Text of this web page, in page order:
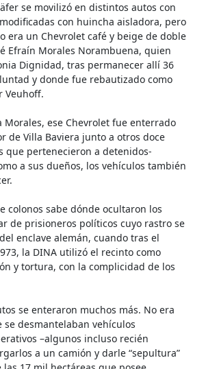
se movilizó en distintos autos con
con huincha aisladora, pero
era un Chevrolet café y beige de doble
Efraín Morales Norambuena, quien
Dignidad, tras permanecer allí 36
y donde fue rebautizado como
Veuhoff.
Morales, ese Chevrolet fue enterrado
de Villa Baviera junto a otros doce
que pertenecieron a detenidos-
a sus dueños, los vehículos también
colonos sabe dónde ocultaron los
de prisioneros políticos cuyo rastro se
enclave alemán, cuando tras el
la DINA utilizó el recinto como
y tortura, con la complicidad de los
se enteraron muchos más. No era
se desmantelaban vehículos
–algunos incluso recién
a un camión y darle “sepultura”